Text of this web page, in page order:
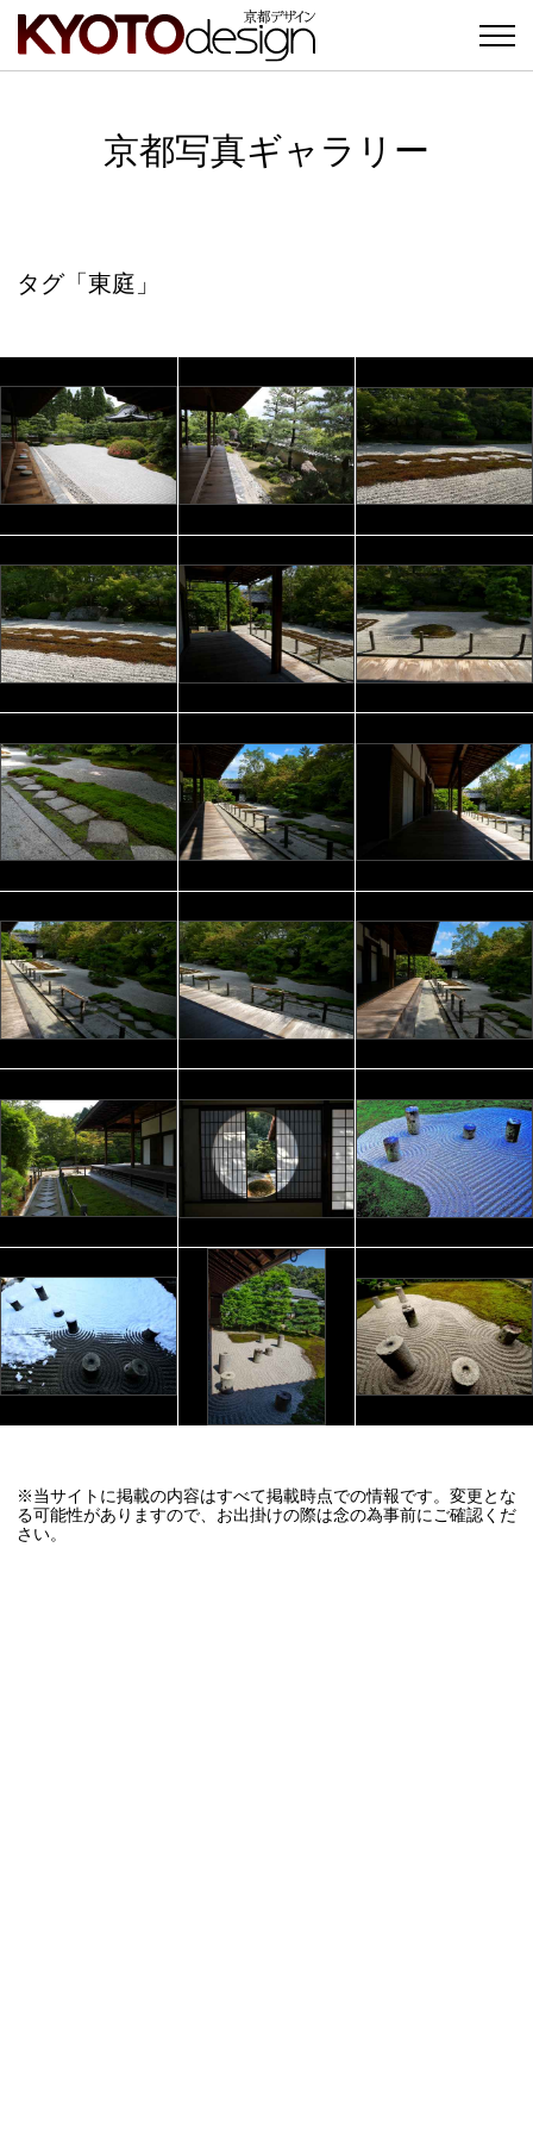
京都写真ギャラリー
タグ「東庭」
※当サイトに掲載の内容はすべて掲載時点での情報です。変更とな
る可能性がありますので、お出掛けの際は念の為事前にご確認くだ
さい。